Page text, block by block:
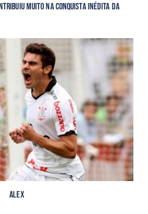
muito na conquista inédita da
Alex